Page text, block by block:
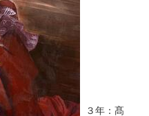
３年：髙